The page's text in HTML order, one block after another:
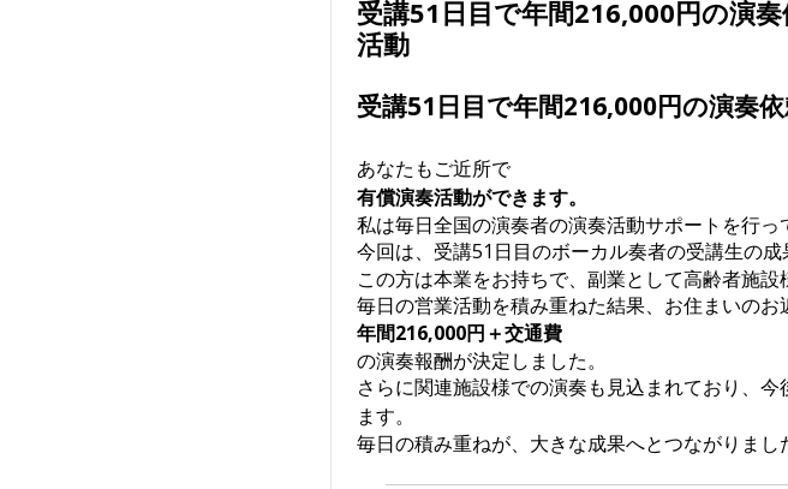
受講51日目で年間216,000円の演
活動
受講51日目で年間216,000円の演奏
あなたもご近所で
有償演奏活動ができます。
私は毎日全国の演奏者の演奏活動サポートを行っ
今回は、受講51日目のボーカル奏者の受講生の成
この方は本業をお持ちで、副業として高齢者施設
毎日の営業活動を積み重ねた結果、お住まいのお
年間216,000円＋交通費
の演奏報酬が決定しました。
さらに関連施設様での演奏も見込まれており、
ます。
毎日の積み重ねが、大きな成果へとつながりまし